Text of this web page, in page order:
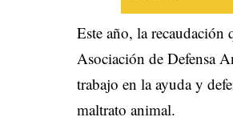
Este año, la recaudación
Asociación de Defensa
trabajo en la ayuda y
maltrato animal.